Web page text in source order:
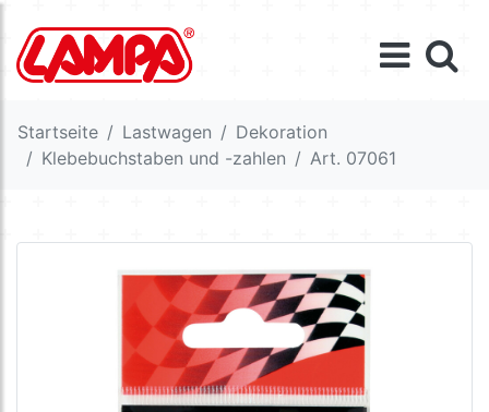
Startseite Lastwagen
Dekoration
Klebebuchstaben und -zahlen
Art. 07061